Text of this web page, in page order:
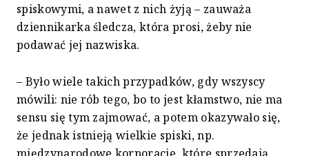
spiskowymi, a nawet z nich żyją – zauważa
dziennikarka śledcza, która prosi, żeby nie
podawać jej nazwiska.
– Było wiele takich przypadków, gdy wszyscy
mówili: nie rób tego, bo to jest kłamstwo, nie ma
sensu się tym zajmować, a potem okazywało się,
że jednak istnieją wielkie spiski, np.